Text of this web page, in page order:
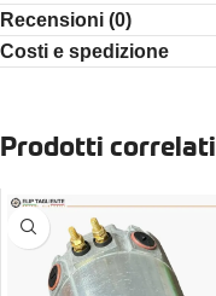
Recensioni (0)
Costi e spedizione
Prodotti correlati